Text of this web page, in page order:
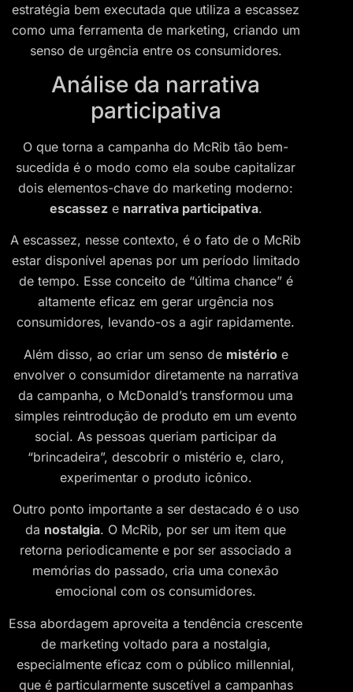
estratégia bem executada que utiliza a escassez
como uma ferramenta de marketing, criando um
senso de urgência entre os consumidores.
Análise da narrativa
participativa
O que torna a campanha do McRib tão bem-
sucedida é o modo como ela soube capitalizar
dois elementos-chave do marketing moderno:
escasseze narrativa participativa.
A escassez, nesse contexto, é o fato de o McRib
estar disponível apenas por um período limitado
de tempo. Esse conceito de “última chance” é
altamente eficaz em gerar urgência nos
consumidores, levando-os a agir rapidamente.
Além disso, ao criar um senso de mistérioe
envolver o consumidor diretamente na narrativa
da campanha, o McDonald’s transformou uma
simples reintrodução de produto em um evento
social. As pessoas queriam participar da
“brincadeira”, descobrir o mistério e, claro,
experimentar o produto icônico.
Outro ponto importante a ser destacado é o uso
da nostalgia. O McRib, por ser um item que
retorna periodicamente e por ser associado a
memórias do passado, cria uma conexão
emocional com os consumidores.
Essa abordagem aproveita a tendência crescente
de marketing voltado para a nostalgia,
especialmente eficaz com o público millennial,
que é particularmente suscetível a campanhas